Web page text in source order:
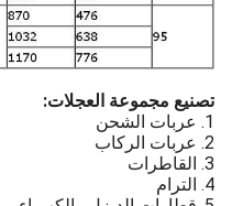
تصنيع مجموعة العجلات:
1. عربات الشحن
2. عربات الركاب
3. القاطرات
4. الترام